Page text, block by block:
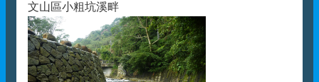
文山區小粗坑溪畔